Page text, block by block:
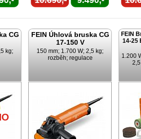
CG
kg;
FEIN Úhlová bruska CG
17-150 V
150 mm; 1.700 W; 2,5 kg;
rozběh; regulace
FEIN
14-25
1.200